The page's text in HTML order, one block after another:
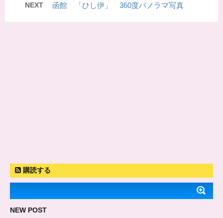
NEXT 函館 「ひし伊」 360度パノラマ写真
購読する
NEW POST